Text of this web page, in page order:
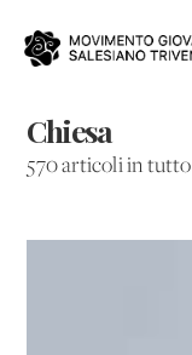
Chiesa
570 articoli in tutto